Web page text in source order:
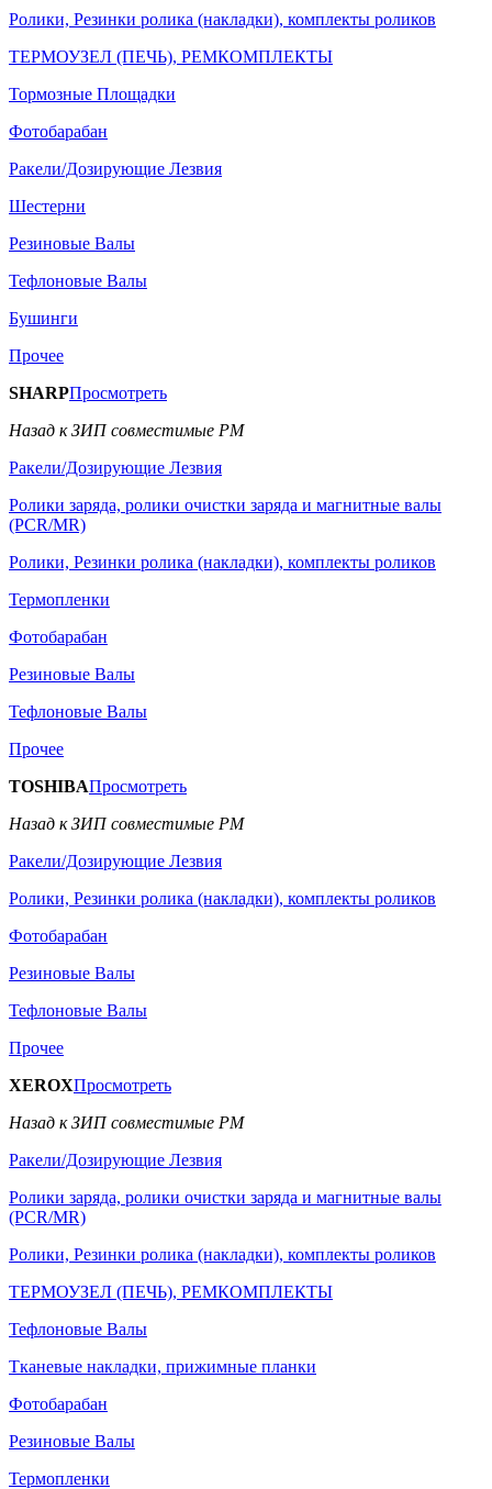
Ролики, Резинки ролика (накладки), комплекты роликов
ТЕРМОУЗЕЛ (ПЕЧЬ), РЕМКОМПЛЕКТЫ
Тормозные Площадки
Фотобарабан
Ракели/Дозирующие Лезвия
Шестерни
Резиновые Валы
Тефлоновые Валы
Бушинги
Прочее
SHARPПросмотреть
Назад к ЗИП совместимые РМ
Ракели/Дозирующие Лезвия
Ролики заряда, ролики очистки заряда и магнитные валы
(PCR/MR)
Ролики, Резинки ролика (накладки), комплекты роликов
Термопленки
Фотобарабан
Резиновые Валы
Тефлоновые Валы
Прочее
TOSHIBAПросмотреть
Назад к ЗИП совместимые РМ
Ракели/Дозирующие Лезвия
Ролики, Резинки ролика (накладки), комплекты роликов
Фотобарабан
Резиновые Валы
Тефлоновые Валы
Прочее
XEROXПросмотреть
Назад к ЗИП совместимые РМ
Ракели/Дозирующие Лезвия
Ролики заряда, ролики очистки заряда и магнитные валы
(PCR/MR)
Ролики, Резинки ролика (накладки), комплекты роликов
ТЕРМОУЗЕЛ (ПЕЧЬ), РЕМКОМПЛЕКТЫ
Тефлоновые Валы
Тканевые накладки, прижимные планки
Фотобарабан
Резиновые Валы
Термопленки